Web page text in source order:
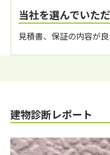
当社を選んでいた
見積書、保証の内容が
建物診断レポート